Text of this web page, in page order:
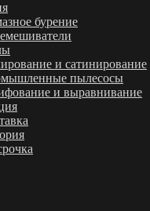
бурение
и сатинирование
пылесосы
и выравнивание